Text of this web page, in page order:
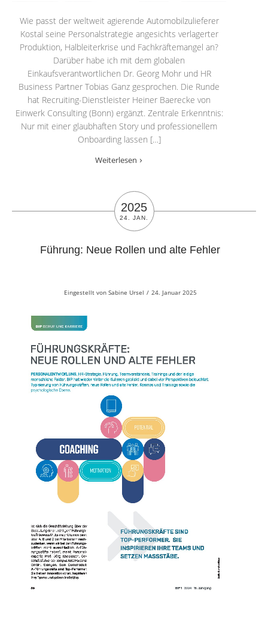
Wie passt der weltweit agierende Automobilzulieferer
Kostal seine Personalstrategie angesichts verlagerter
Produktion, Halbleiterkrise und Fachkräftemangel an?
Darüber habe ich mit dem globalen
Einkaufsverantwortlichen Dr. Georg Mohr und HR
Business Partner Tobias Ganz gesprochen. Die Runde
hat Recruiting-Dienstleister Heiner Baerecke von
Einwerk Consulting (Bonn) ergänzt. Zentrale Erkenntnis:
Nur mit einer glaubhaften Story und professionellem
Onboarding lassen […]
Weiterlesen
2025
24. JAN.
Führung: Neue Rollen und alte Fehler
Eingestellt von Sabine Ursel / 24. Januar 2025